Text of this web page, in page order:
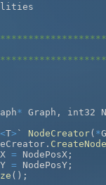
* Graph ,
int32
<T> ` NodeCreator( *
. CreateNode
= NodePosX ;
= NodePosY ;
( ) ;